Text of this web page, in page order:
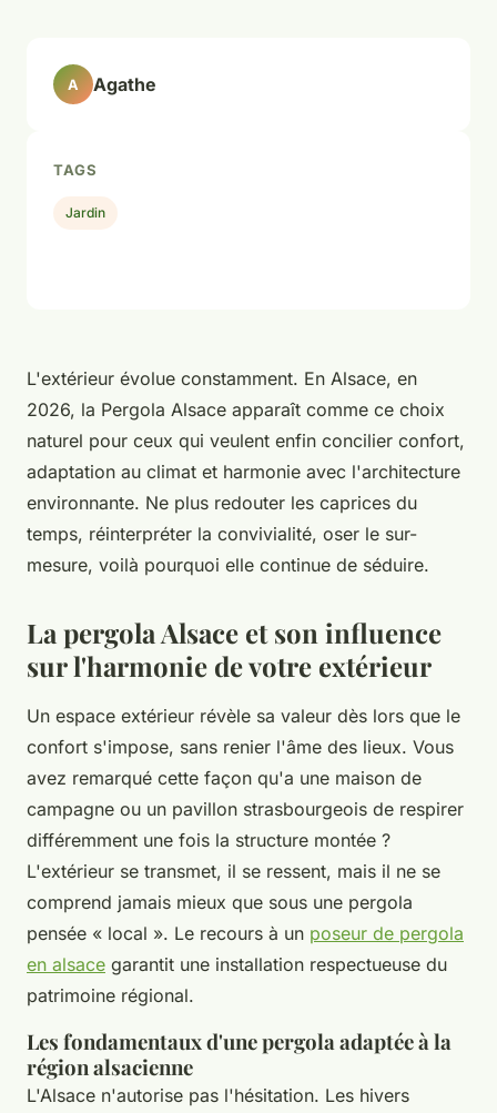
L'extérieur évolue constamment. En Alsace, en
2026, la Pergola Alsace apparaît comme ce choix
naturel pour ceux qui veulent enfin concilier confort,
adaptation au climat et harmonie avec l'architecture
environnante. Ne plus redouter les caprices du
temps, réinterpréter la convivialité, oser le sur-
mesure, voilà pourquoi elle continue de séduire.
La pergola Alsace et son influence
sur l'harmonie de votre extérieur
Un espace extérieur révèle sa valeur dès lors que le
confort s'impose, sans renier l'âme des lieux. Vous
avez remarqué cette façon qu'a une maison de
campagne ou un pavillon strasbourgeois de respirer
différemment une fois la structure montée ?
L'extérieur se transmet, il se ressent, mais il ne se
comprend jamais mieux que sous une pergola
pensée « local ». Le recours à un poseur de pergola
en alsace garantit une installation respectueuse du
patrimoine régional.
Les fondamentaux d'une pergola adaptée à la
région alsacienne
L'Alsace n'autorise pas l'hésitation. Les hivers
A Agathe
TAGS
Jardin